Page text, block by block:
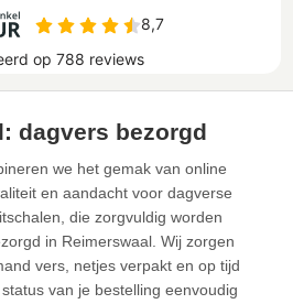
dagvers bezorgd
we het gemak van online
en aandacht voor dagverse
die zorgvuldig worden
in Reimerswaal. Wij zorgen
vers, netjes verpakt en op tijd
van je bestelling eenvoudig